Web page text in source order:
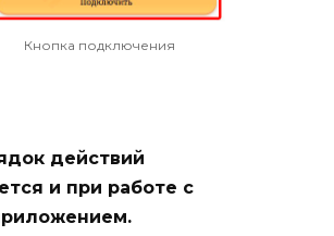
Кнопка подключения
действий
и при работе с